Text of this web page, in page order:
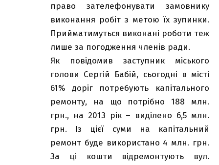
право зателефонувати замовнику
виконання робіт з метою їх зупинки.
Прийматимуться виконані роботи теж
лише за погодження членів ради.
Як повідомив заступник міського
голови Сергій Бабій, сьогодні в місті
61% доріг потребують капітального
ремонту, на що потрібно 188 млн.
грн., на 2013 рік – виділено 6,5 млн.
грн. Із цієї суми на капітальний
ремонт буде використано 4 млн. грн.
За ці кошти відремонтують вул.